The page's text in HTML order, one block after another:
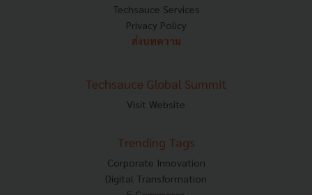
Techsauce Services
Privacy Policy
ส่งบทความ
Techsauce Global Summit
Visit Website
Trending Tags
Corporate Innovation
Digital Transformation